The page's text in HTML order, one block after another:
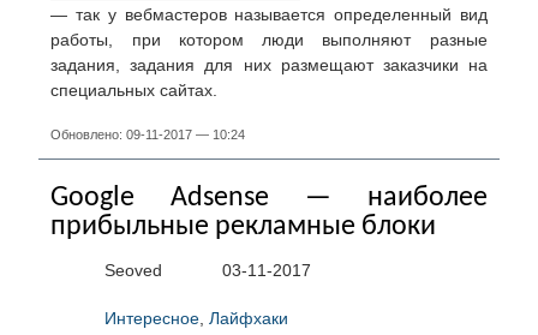
— так у вебмастеров называется определенный вид
работы, при котором люди выполняют разные
задания, задания для них размещают заказчики на
специальных сайтах.
Обновлено: 09-11-2017 — 10:24
Google Adsense — наиболее
прибыльные рекламные блоки
Seoved 03-11-2017
Интересное ,Лайфхаки